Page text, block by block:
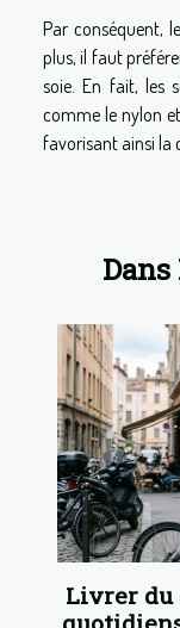
Par conséquent,
plus, il faut
soie. En fait, les
comme le nylon
favorisant ainsi la
Livrer du